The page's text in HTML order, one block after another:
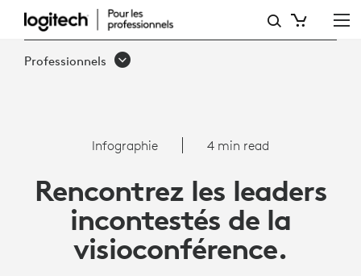
INFOGRAPHIE
VISIOCONFÉRENCE
MIEUX
NOTÉE
POUR
Professionnels
Infographie 4 min read
Rencontrez les leaders
incontestés de la
visioconférence.